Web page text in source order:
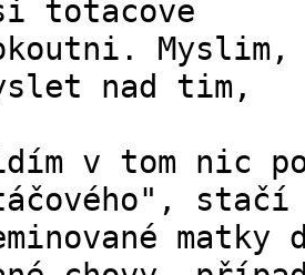
totacove
nad tim,
v tom nic